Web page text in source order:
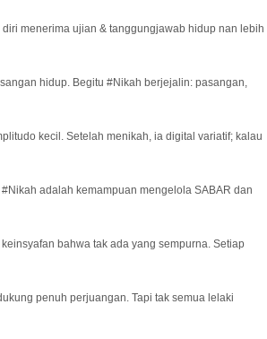
menerima ujian & tanggungjawab hidup nan lebih
hidup. Begitu #Nikah berjejalin: pasangan,
kecil. Setelah menikah, ia digital variatif; kalau
adalah kemampuan mengelola SABAR dan
bahwa tak ada yang sempurna. Setiap
penuh perjuangan. Tapi tak semua lelaki